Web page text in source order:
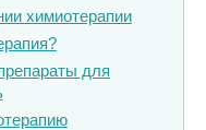
химиотерапии
для